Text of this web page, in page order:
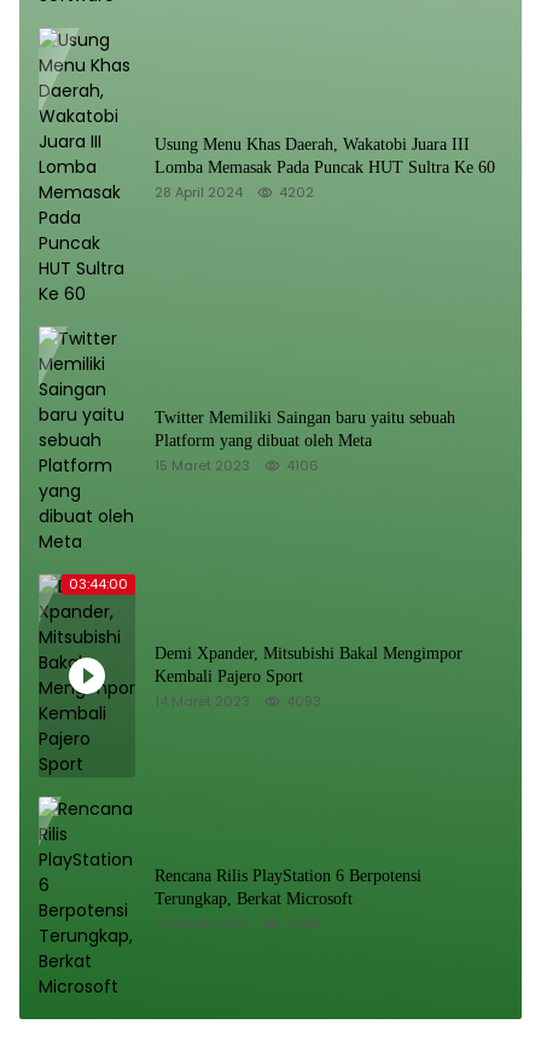
Usung Menu Khas Daerah, Wakatobi Juara III
Lomba Memasak Pada Puncak HUT Sultra Ke 60
28 April 2024 4202
Twitter Memiliki Saingan baru yaitu sebuah
Platform yang dibuat oleh Meta
15 Maret 2023 4106
03:44:00
Demi Xpander, Mitsubishi Bakal Mengimpor
Kembali Pajero Sport
14 Maret 2023 4093
Rencana Rilis PlayStation 6 Berpotensi
Terungkap, Berkat Microsoft
17 Maret 2023 4088